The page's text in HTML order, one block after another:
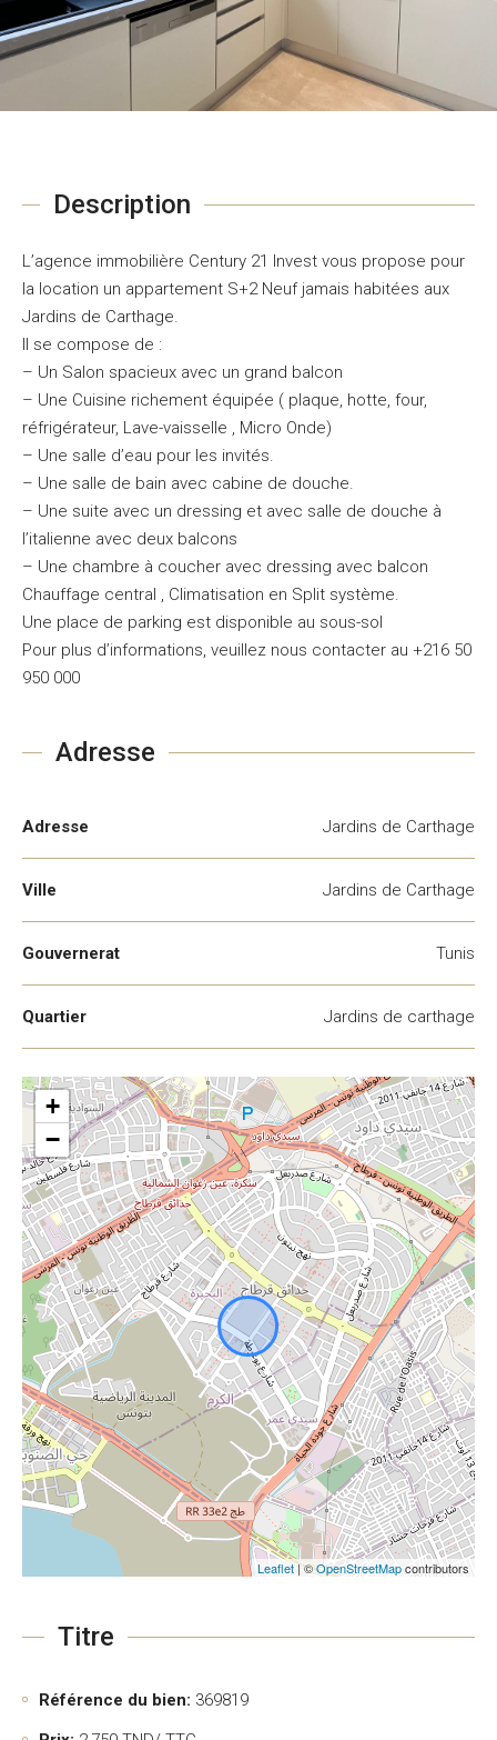
Description
L’agence immobilière Century 21 Invest vous propose pour
la location un appartement S+2 Neuf jamais habitées aux
Jardins de Carthage.
Il se compose de :
– Un Salon spacieux avec un grand balcon
– Une Cuisine richement équipée ( plaque, hotte, four,
réfrigérateur, Lave-vaisselle , Micro Onde)
– Une salle d’eau pour les invités.
– Une salle de bain avec cabine de douche.
– Une suite avec un dressing et avec salle de douche à
l’italienne avec deux balcons
– Une chambre à coucher avec dressing avec balcon
Chauffage central , Climatisation en Split système.
Une place de parking est disponible au sous-sol
Pour plus d’informations, veuillez nous contacter au +216 50
950 000
Adresse
Adresse Jardins de Carthage
Ville Jardins de Carthage
Gouvernerat Tunis
Quartier Jardins de carthage
+
−
Leaflet| ©OpenStreetMapcontributors
Titre
Référence du bien: 369819